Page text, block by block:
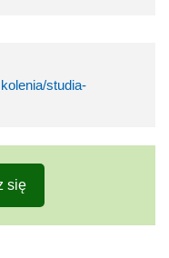
studia-
się